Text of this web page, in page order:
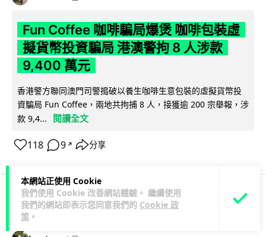
本網站正使用 Cookie
我們使用 Cookie 改善網站體驗。 繼續使用
我們的網站即表示您同意我們的 Cookie 政
策 。
Fun Coffee 咖啡騙局爆煲 咖啡包裝虛
擬貨幣投資騙局 港澳警拘 8 人涉款
9,400 萬元
香港警方聯同澳門司警搗破以養生咖啡生意包裝的虛擬貨幣投
資騙局 Fun Coffee，兩地共拘捕 8 人，接獲逾 200 宗舉報，涉
款 9,4...
閱讀全文
118 9 ↗ 分享
科技娛樂 生活科技 智慧城市